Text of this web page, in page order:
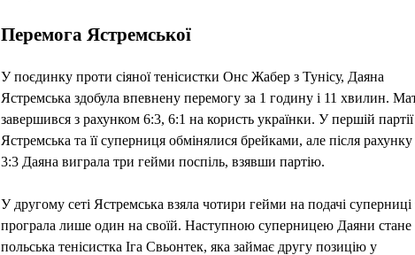
Перемога Ястремської
У поєдинку проти сіяної тенісистки Онс Жабер з Тунісу, Даяна
Ястремська здобула впевнену перемогу за 1 годину і 11 хвилин.
завершився з рахунком 6:3, 6:1 на користь українки. У першій партії
Ястремська та її суперниця обмінялися брейками, але після рахунку
3:3 Даяна виграла три гейми поспіль, взявши партію.
У другому сеті Ястремська взяла чотири гейми на подачі суперниці
програла лише один на своїй. Наступною суперницею Даяни стане
польська тенісистка Іга Свьонтек, яка займає другу позицію у